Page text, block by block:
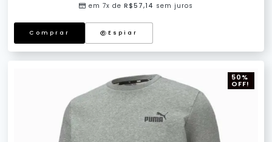
em 7x de R$57,14 sem juros
Comprar Espiar
50%
OFF!